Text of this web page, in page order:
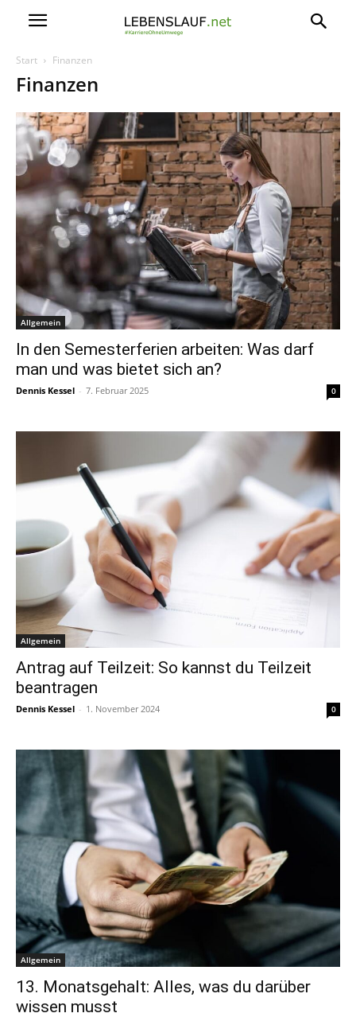
Start Finanzen
Finanzen
Allgemein
In den Semesterferien arbeiten: Was darf
man und was bietet sich an?
Dennis Kessel - 7. Februar 2025 0
Allgemein
Antrag auf Teilzeit: So kannst du Teilzeit
beantragen
Dennis Kessel - 1. November 2024 0
Allgemein
13. Monatsgehalt: Alles, was du darüber
wissen musst